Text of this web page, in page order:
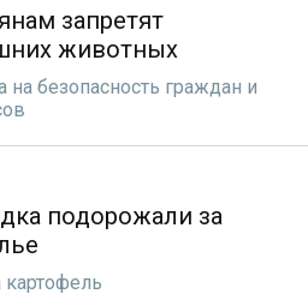
запретят
животных
на безопасность граждан и
подорожали за